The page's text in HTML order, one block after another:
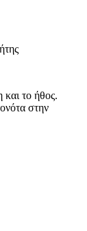
και το ήθος.
στην